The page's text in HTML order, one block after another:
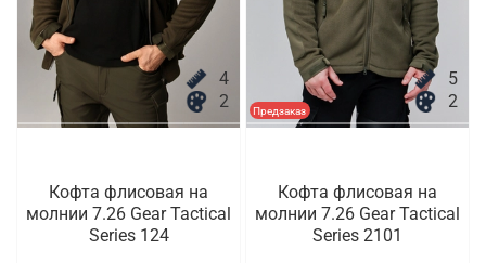
4
2
Кофта флисовая на
молнии 7.26 Gear Tactical
Series 124
Предзаказ
5
2
Кофта флисовая на
молнии 7.26 Gear Tactical
Series 2101